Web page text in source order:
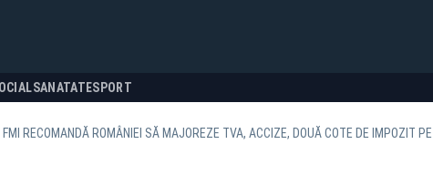
SANATATESPORT